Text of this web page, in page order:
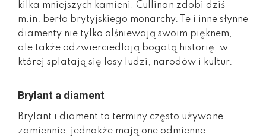
kilka mniejszych kamieni, Cullinan zdobi dziś
m.in. berło brytyjskiego monarchy. Te i inne słynne
diamenty nie tylko olśniewają swoim pięknem,
ale także odzwierciedlają bogatą historię, w
której splatają się losy ludzi, narodów i kultur.
Brylant a diament
Brylant i diament to terminy często używane
zamiennie, jednakże mają one odmienne